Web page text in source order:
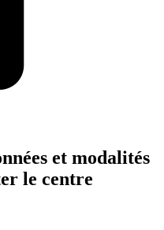
et modalités
le centre